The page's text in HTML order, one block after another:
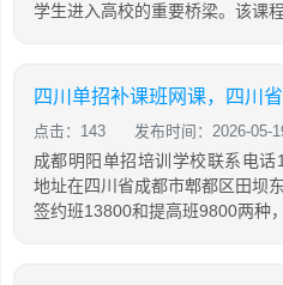
学生进入高校的重要桥梁。该课
四川单招补课班网课，四川省
点击：143 发布时间：2026-05-
成都明阳单招培训学校联系电话
地址在四川省成都市郫都区田坝
签约班13800和提高班9800两种